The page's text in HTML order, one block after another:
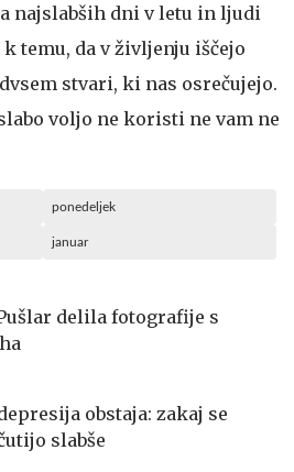
najslabših dni v letu in ljudi
temu, da v življenju iščejo
stvari, ki nas osrečujejo.
voljo ne koristi ne vam ne
ponedeljek
januar
delila fotografije s
obstaja: zakaj se
slabše